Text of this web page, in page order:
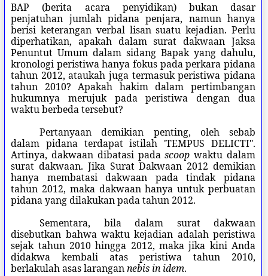
BAP (berita acara penyidikan) bukan dasar
penjatuhan jumlah pidana penjara, namun hanya
berisi keterangan verbal lisan suatu kejadian. Perlu
diperhatikan, apakah dalam surat dakwaan Jaksa
Penuntut Umum dalam sidang Bapak yang dahulu,
kronologi peristiwa hanya fokus pada perkara pidana
tahun 2012, ataukah juga termasuk peristiwa pidana
tahun 2010? Apakah hakim dalam pertimbangan
hukumnya merujuk pada peristiwa dengan dua
waktu berbeda tersebut?
Pertanyaan demikian penting, oleh sebab
dalam pidana terdapat istilah 'TEMPUS DELICTI".
Artinya, dakwaan dibatasi padascoopwaktu dalam
surat dakwaan. Jika Surat Dakwaan 2012 demikian
hanya membatasi dakwaan pada tindak pidana
tahun 2012, maka dakwaan hanya untuk perbuatan
pidana yang dilakukan pada tahun 2012.
Sementara, bila dalam surat dakwaan
disebutkan bahwa waktu kejadian adalah peristiwa
sejak tahun 2010 hingga 2012, maka jika kini Anda
didakwa kembali atas peristiwa tahun 2010,
berlakulah asas larangannebis in idem.